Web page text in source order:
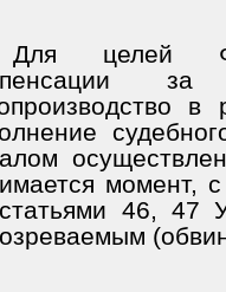
Для целей
момент,
46, 47